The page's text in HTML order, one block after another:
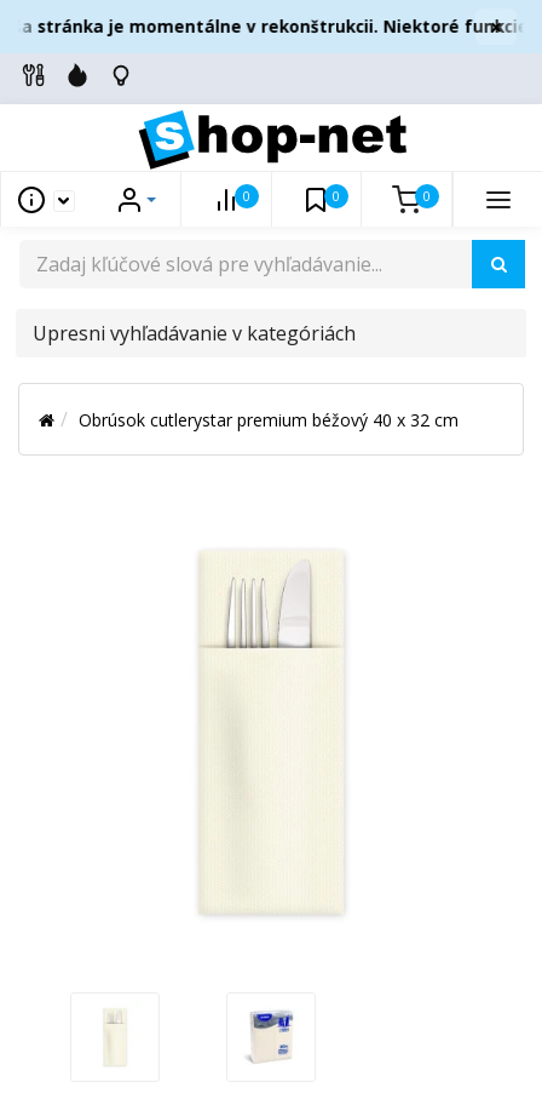
stránka je momentálne v rekonštrukcii. Niektoré funkcie
×
0 0 0
UPRESNI
V
KATEGÓRIÁCH
Obrúsok cutlerystar premium béžový 40 x 32 cm